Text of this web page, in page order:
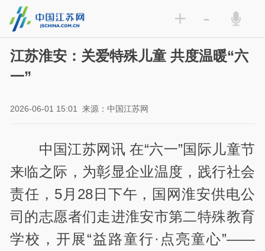
+ -
江苏淮安：关爱特殊儿童 共度温暖“六
一”
2026-06-01 15:01 来源：中国江苏网
中国江苏网讯 在“六一”国际儿童节
来临之际，为彰显企业温度，践行社会
责任，5月28日下午，国网淮安供电公
司的志愿者们走进淮安市第二特殊教育
学校，开展“益路童行·点亮童心”——